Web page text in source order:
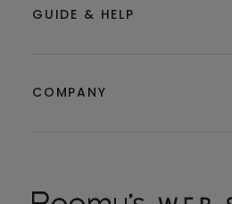
GUIDE & HELP
COMPANY